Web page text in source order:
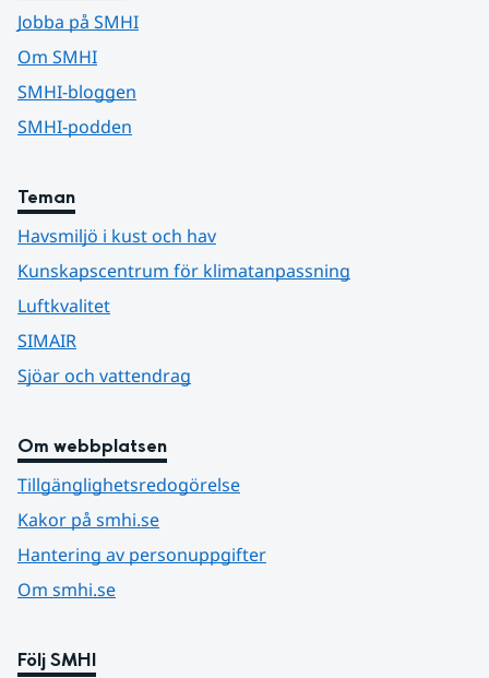
Jobba på SMHI
Om SMHI
SMHI-bloggen
SMHI-podden
Teman
Havsmiljö i kust och hav
Kunskapscentrum för klimatanpassning
Luftkvalitet
SIMAIR
Sjöar och vattendrag
Om webbplatsen
Tillgänglighetsredogörelse
Kakor på smhi.se
Hantering av personuppgifter
Om smhi.se
Följ SMHI